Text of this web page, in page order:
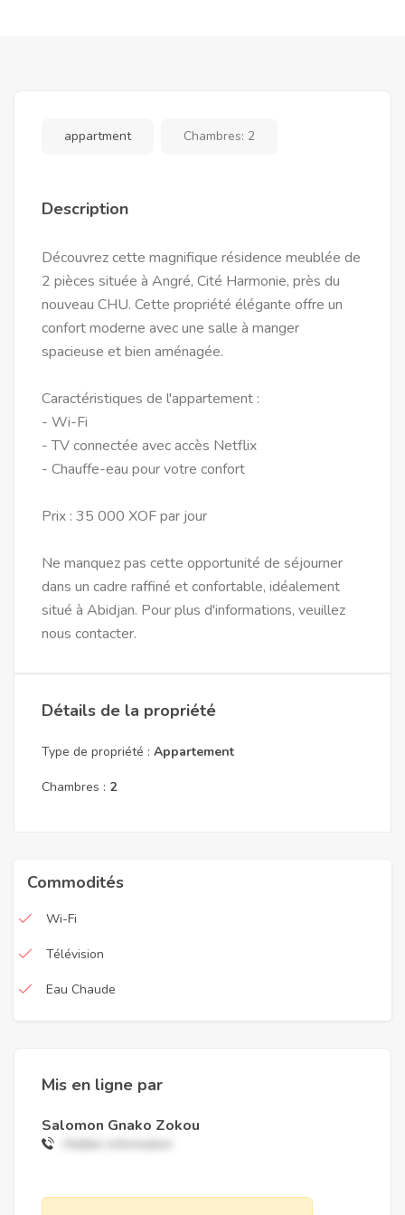
appartment Chambres: 2
Description
Découvrez cette magnifique résidence meublée de
2 pièces située à Angré, Cité Harmonie, près du
nouveau CHU. Cette propriété élégante offre un
confort moderne avec une salle à manger
spacieuse et bien aménagée.
Caractéristiques de l'appartement :
- Wi-Fi
- TV connectée avec accès Netflix
- Chauffe-eau pour votre confort
Prix : 35 000 XOF par jour
Ne manquez pas cette opportunité de séjourner
dans un cadre raffiné et confortable, idéalement
situé à Abidjan. Pour plus d'informations, veuillez
nous contacter.
Détails de la propriété
Type de propriété : Appartement
Chambres : 2
Commodités
Wi-Fi
Télévision
Eau Chaude
Mis en ligne par
Salomon Gnako Zokou
Hidden information